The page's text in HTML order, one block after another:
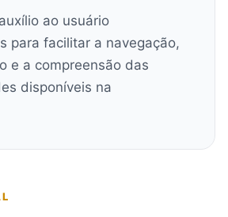
ao usuário
para facilitar a navegação,
e a compreensão das
disponíveis na